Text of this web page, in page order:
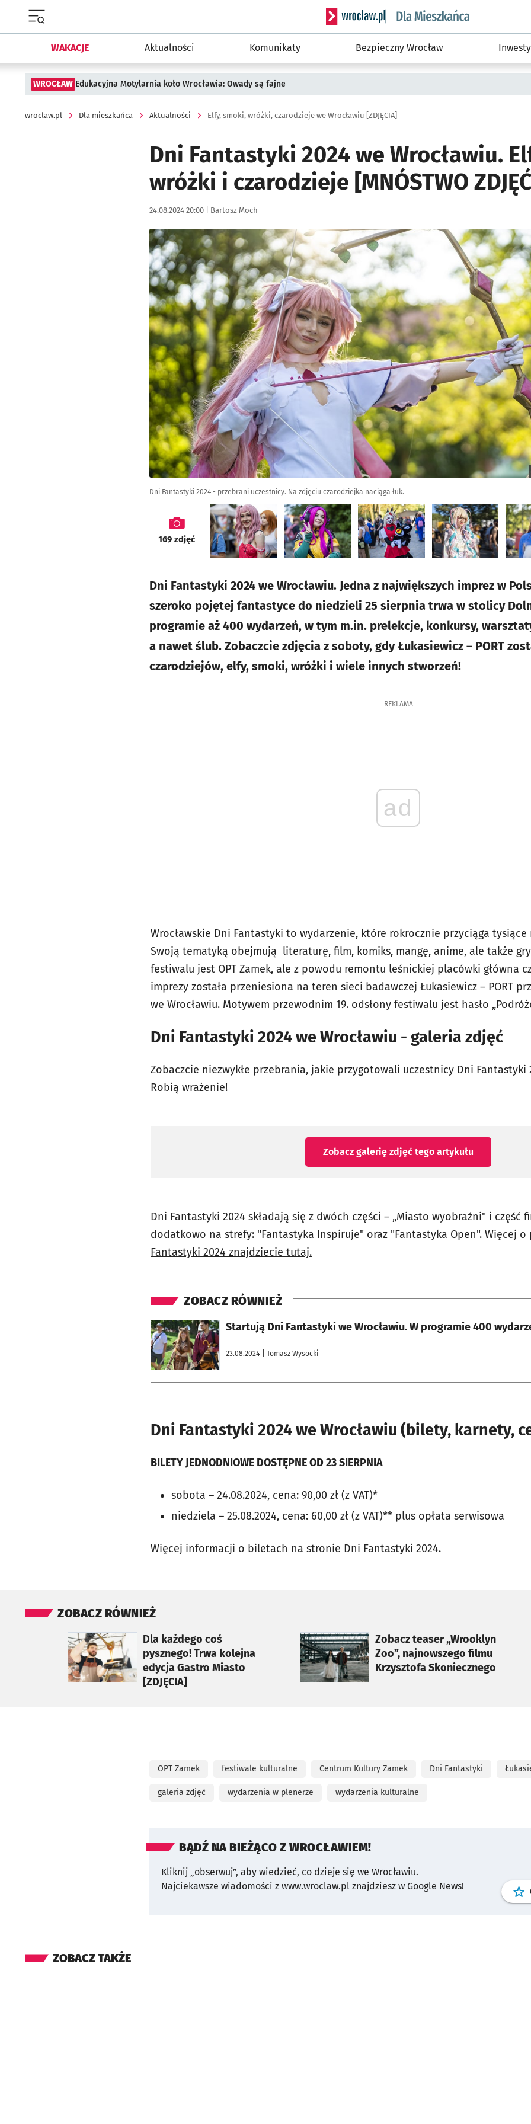
Serwis informacyjny wroclaw.pl podserwis: Dla
WAKACJE Aktualności Komunikaty Bezpieczny Wrocław
WROCŁAW Edukacyjna Motylarnia koło Wrocławia: Owady są fajne
wroclaw.pl Dla mieszkańca Aktualności Elfy, smoki, wróżki, czarodzieje we Wrocławiu [ZDJĘCIA]
Dni Fantastyki 2024 we Wrocławiu.
wróżki i czarodzieje [MNÓSTWO
Data publikacji:
24.08.2024 20:00 | Autor:
Bartosz Moch
Kliknij, aby zobaczyć galerię
Dni Fantastyki 2024 - przebrani uczestnicy. Na zdjęciu czarodziejka naciąga łuk.
galeria
169zdjęć
Dni Fantastyki 2024 we Wrocławiu. Jedna z największych imprez w
szeroko pojętej fantastyce do niedzieli 25 sierpnia trwa w stolicy
programie aż 400 wydarzeń, w tym m.in. prelekcje, konkursy,
a nawet ślub. Zobaczcie zdjęcia z soboty, gdy Łukasiewicz – PORT
czarodziejów, elfy, smoki, wróżki i wiele innych stworzeń!
REKLAMA
ad
Wrocławskie Dni Fantastyki to wydarzenie, które rokrocznie przyciąga
Swoją tematyką obejmują literaturę, film, komiks, mangę, anime, ale także
festiwalu jest OPT Zamek, ale z powodu remontu leśnickiej placówki główna
imprezy została przeniesiona na teren sieci badawczej Łukasiewicz – PORT
we Wrocławiu. Motywem przewodnim 19. odsłony festiwalu jest hasło
Dni Fantastyki 2024 we Wrocławiu - galeria zdjęć
Zobaczcie niezwykłe przebrania, jakie przygotowali uczestnicy Dni Fantastyki
Robią wrażenie!
Zobacz galerię zdjęć tego artykułu
Dni Fantastyki 2024 składają się z dwóch części – „Miasto wyobraźni" i część
dodatkowo na strefy: "Fantastyka Inspiruje" oraz "Fantastyka Open". Więcej o
Fantastyki 2024 znajdziecie tutaj.
ZOBACZ RÓWNIEŻ
Startują Dni Fantastyki we Wrocławiu. W programie 400
23.08.2024 | Tomasz Wysocki
otworzy się w nowej karcie
Dni Fantastyki 2024 we Wrocławiu (bilety, karnety,
BILETY JEDNODNIOWE DOSTĘPNE OD 23 SIERPNIA
sobota – 24.08.2024, cena: 90,00 zł (z VAT)*
niedziela – 25.08.2024, cena: 60,00 zł (z VAT)** plus opłata serwisowa
Więcej informacji o biletach na stronie Dni Fantastyki 2024.
ZOBACZ RÓWNIEŻ
Dla każdego coś
pysznego! Trwa kolejna
edycja Gastro Miasto
[ZDJĘCIA]
otworzy się w nowej karcie
Zobacz teaser „Wrooklyn
Zoo”, najnowszego filmu
Krzysztofa Skoniecznego
otworzy się w nowej karcie
OPT Zamek festiwale kulturalne Centrum Kultury Zamek Dni Fantastyki
galeria zdjęć wydarzenia w plenerze wydarzenia kulturalne
BĄDŹ NA BIEŻĄCO Z WROCŁAWIEM!
Kliknij „obserwuj”, aby wiedzieć, co dzieje się we Wrocławiu.
Najciekawsze wiadomości z www.wroclaw.pl znajdziesz w Google News!
ZOBACZ TAKŻE